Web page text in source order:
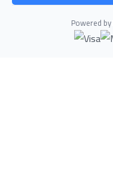
Powered by